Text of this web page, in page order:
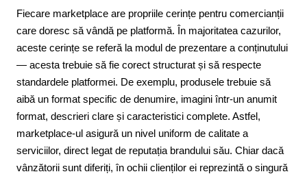
Fiecare marketplace are propriile cerințe pentru comercianții
care doresc să vândă pe platformă. În majoritatea cazurilor,
aceste cerințe se referă la modul de prezentare a conținutului
— acesta trebuie să fie corect structurat și să respecte
standardele platformei. De exemplu, produsele trebuie să
aibă un format specific de denumire, imagini într-un anumit
format, descrieri clare și caracteristici complete. Astfel,
marketplace-ul asigură un nivel uniform de calitate a
serviciilor, direct legat de reputația brandului său. Chiar dacă
vânzătorii sunt diferiți, în ochii clienților ei reprezintă o singură